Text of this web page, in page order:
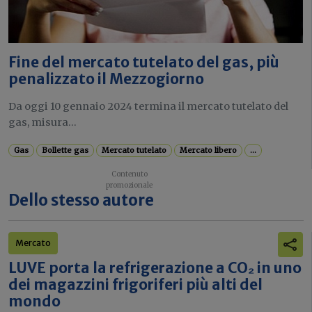
Fine del mercato tutelato del gas, più
penalizzato il Mezzogiorno
Da oggi 10 gennaio 2024 termina il mercato tutelato del
gas, misura...
Gas Bollette gas Mercato tutelato Mercato libero ...
Dello stesso autore
Mercato
LUVE porta la refrigerazione a CO₂ in uno
dei magazzini frigoriferi più alti del
mondo